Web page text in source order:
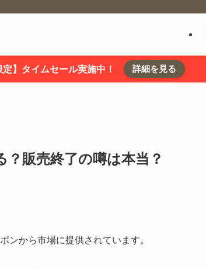
】タイムセール実施中！ 詳細を見る
販売終了の噂は本当？
ンから市場に提供されています。